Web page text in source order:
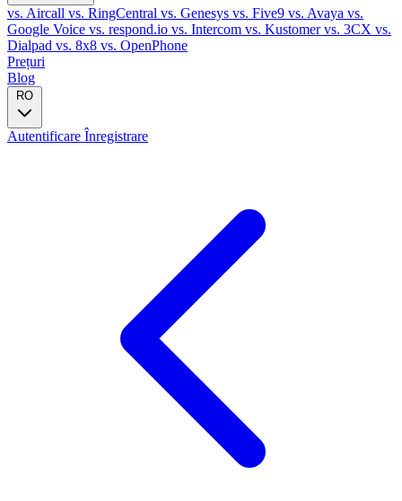
vs. Aircall vs. RingCentral vs. Genesys vs. Five9 vs. Avaya vs.
Google Voice vs. respond.io vs. Intercom vs. Kustomervs. 3CX vs.
Dialpad vs. 8x8 vs. OpenPhone
Prețuri
Blog
RO
Autentificare Înregistrare